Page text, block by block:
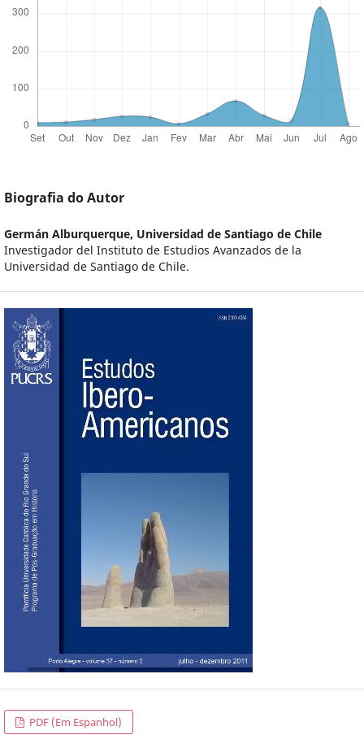
Biografia do Autor
Germán Alburquerque, Universidad de Santiago de Chile
Investigador del Instituto de Estudios Avanzados de la
Universidad de Santiago de Chile.
PDF (Em Espanhol)